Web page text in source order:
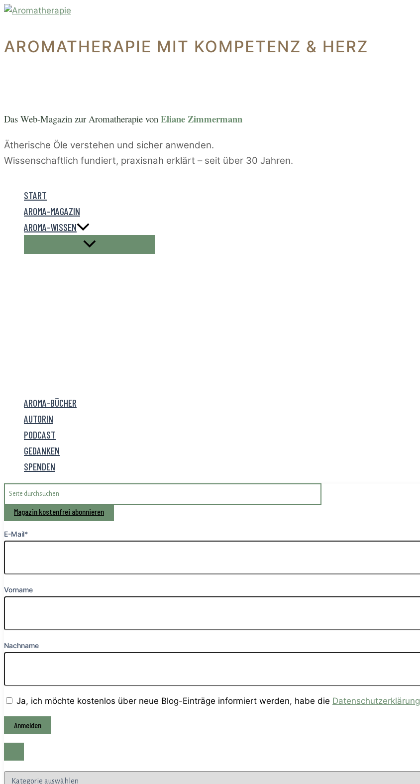
Zum
AROMATHERAPIE MIT KOMPETENZ & HERZ
Das Web-Magazin zur Aromatherapie von Eliane Zimmermann
Ätherische Öle verstehen und sicher anwenden.
Wissenschaftlich fundiert, praxisnah erklärt – seit über 30 Jahren.
START
AROMA-MAGAZIN
AROMA-WISSEN
AROMA-BÜCHER
AUTORIN
PODCAST
GEDANKEN
SPENDEN
Search
for:
Magazin kostenfrei abonnieren
E-Mail*
Vorname
Nachname
Ja, ich möchte kostenlos über neue Blog-Einträge informiert werden, habe die Datenschutzerklärung
Kategorien